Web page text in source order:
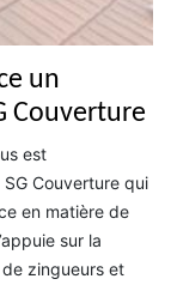
un
Couverture
est
Couverture qui
en matière de
sur la
zingueurs et